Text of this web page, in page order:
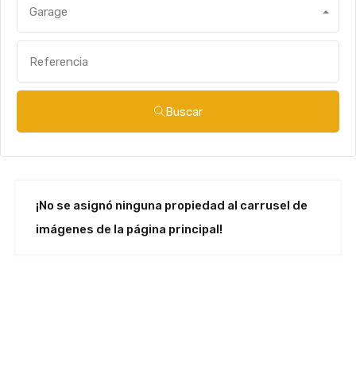
Garage
Buscar
¡No se asignó ninguna propiedad al carrusel de
imágenes de la página principal!